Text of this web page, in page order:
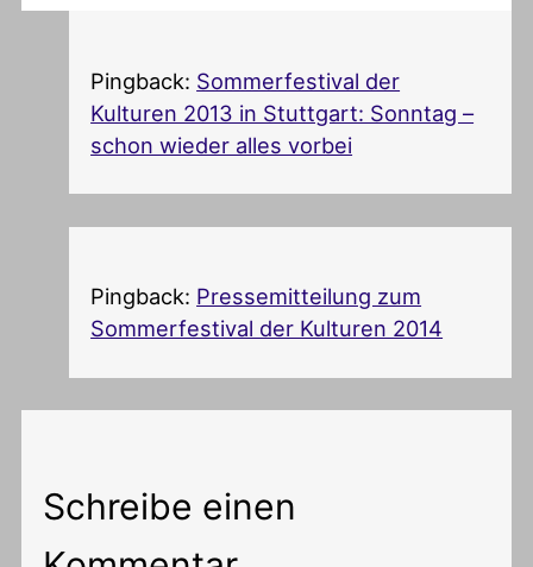
Pingback: Sommerfestival der
Kulturen 2013 in Stuttgart: Sonntag –
schon wieder alles vorbei
Pingback: Pressemitteilung zum
Sommerfestival der Kulturen 2014
Schreibe einen